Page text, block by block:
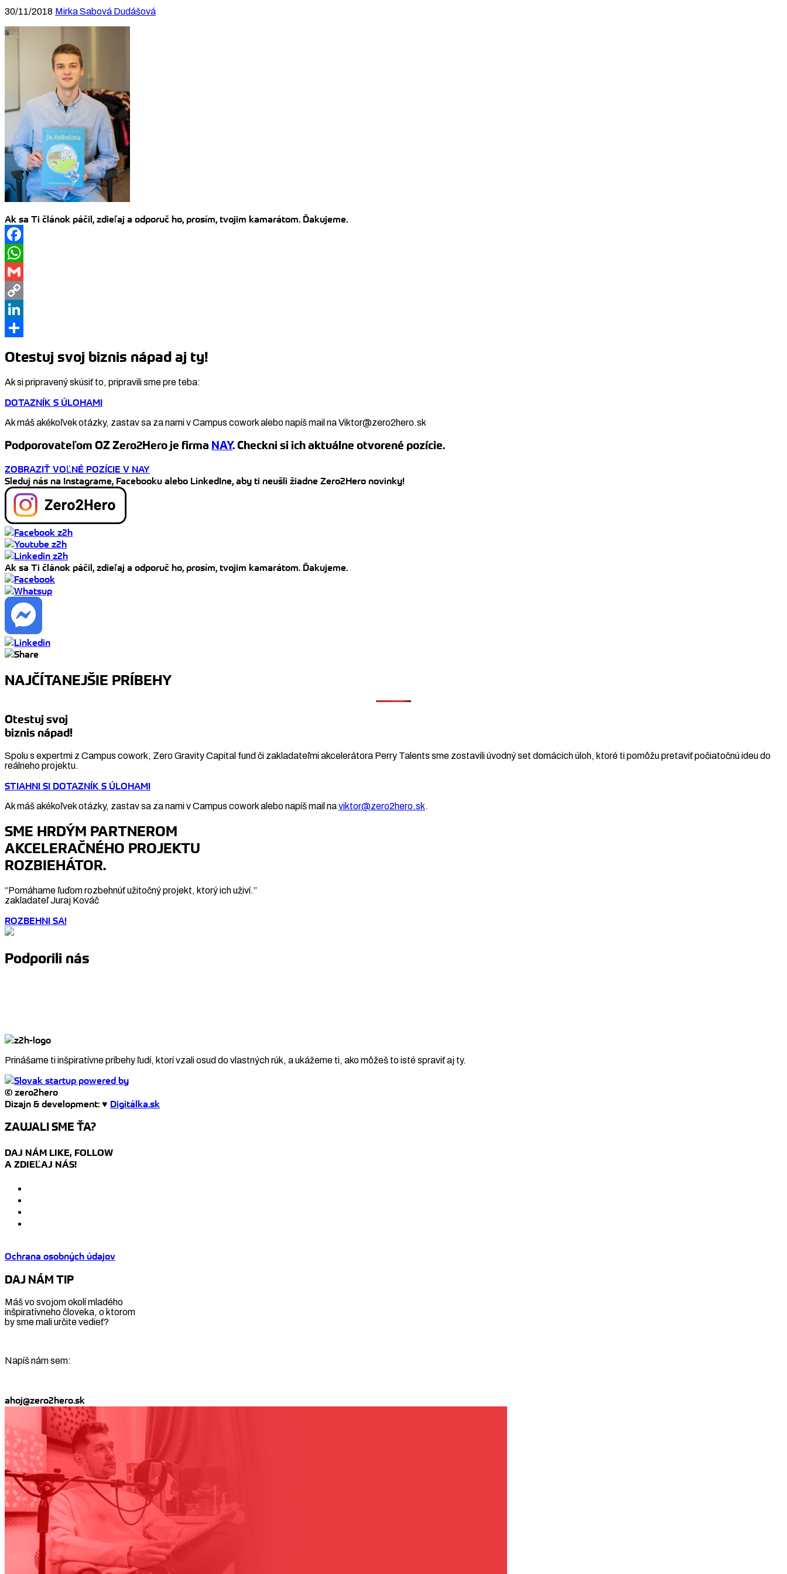
30/11/2018 Mirka Sabová Dudášová
Ak sa Ti článok páčil, zdieľaj a odporuč ho, prosím, tvojim kamarátom. Ďakujeme.
Facebook
WhatsApp
Gmail
Copy
Link
LinkedIn
Otestuj svoj biznis nápad aj ty!
Ak si pripravený skúsiť to, pripravili sme pre teba:
DOTAZNÍK S ÚLOHAMI
Ak máš akékoľvek otázky, zastav sa za nami v Campus cowork alebo napíš mail na Viktor@zero2hero.sk
Podporovateľom OZ Zero2Hero je firma NAY. Checkni si ich aktuálne otvorené pozície.
ZOBRAZIŤ VOĽNÉ POZÍCIE V NAY
Sleduj nás na Instagrame, Facebooku alebo LinkedIne, aby ti neušli žiadne Zero2Hero novinky!
Ak sa Ti článok páčil, zdieľaj a odporuč ho, prosím, tvojim kamarátom. Ďakujeme.
NAJČÍTANEJŠIE PRÍBEHY
Otestuj svoj
biznis nápad!
Spolu s expertmi z Campus cowork, Zero Gravity Capital fund či zakladateľmi akcelerátora Perry Talents sme zostavili úvodný set domácich úloh, ktoré ti pomôžu pretaviť počiatočnú ideu do
reálneho projektu.
STIAHNI SI DOTAZNÍK S ÚLOHAMI
Ak máš akékoľvek otázky, zastav sa za nami v Campus cowork alebo napíš mail naviktor@zero2hero.sk.
SME HRDÝM PARTNEROM
AKCELERAČNÉHO PROJEKTU
ROZBIEHÁTOR.
“Pomáhame ľuďom rozbehnúť užitočný projekt, ktorý ich uživí.”
zakladateľ Juraj Kováč
ROZBEHNI SA!
Podporili nás
Prinášame ti inšpiratívne príbehy ľudí, ktorí vzali osud do vlastných rúk, a ukážeme ti, ako môžeš to isté spraviť aj ty.
© zero2hero
Dizajn & development: ♥ Digitálka.sk
ZAUJALI SME ŤA?
DAJ NÁM LIKE, FOLLOW
A ZDIEĽAJ NÁS!
Ochrana osobných údajov
DAJ NÁM TIP
Máš vo svojom okolí mladého
inšpiratívneho človeka, o ktorom
by sme mali určite vedieť?
Napíš nám sem:
ahoj@zero2hero.sk